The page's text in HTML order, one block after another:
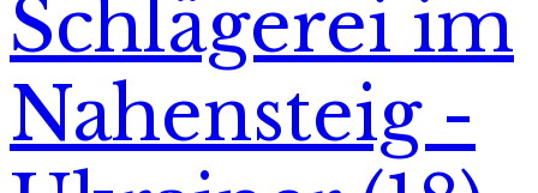
Schlägerei im
Nahensteig -